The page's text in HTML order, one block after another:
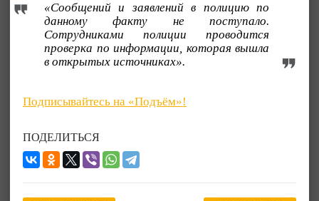
«Сообщений и заявлений в полицию по
данному факту не поступало.
Сотрудниками полиции проводится
проверка по информации, которая вышла
в открытых источниках».
Подписывайтесь на «Подъём»!
ПОДЕЛИТЬСЯ